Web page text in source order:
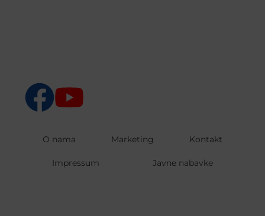
O nama Marketing Kontakt
Impressum Javne nabavke